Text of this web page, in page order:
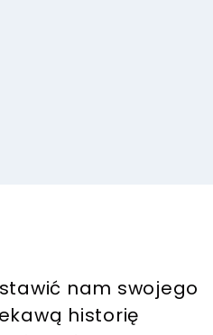
nam swojego
historię